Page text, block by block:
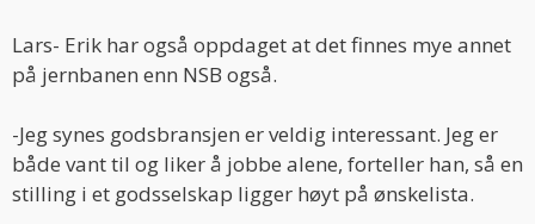
Lars- Erik har også oppdaget at det finnes mye annet
på jernbanen enn NSB også.
-Jeg synes godsbransjen er veldig interessant. Jeg er
både vant til og liker å jobbe alene, forteller han, så en
stilling i et godsselskap ligger høyt på ønskelista.